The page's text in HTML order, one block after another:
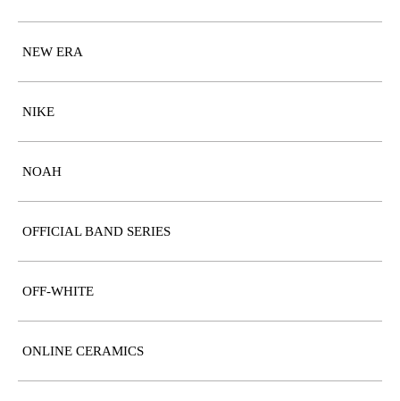
NEW ERA
NIKE
NOAH
OFFICIAL BAND SERIES
OFF-WHITE
ONLINE CERAMICS